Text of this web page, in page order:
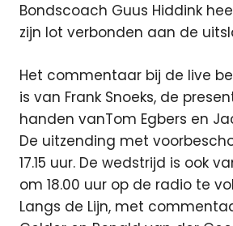
Bondscoach Guus Hiddink
zijn lot verbonden aan de
Het commentaar bij de live
is van Frank Snoeks, de
handen vanTom Egbers en
De uitzending met
17.15 uur. De wedstrijd is ook
om 18.00 uur op de radio te
Langs de Lijn, met